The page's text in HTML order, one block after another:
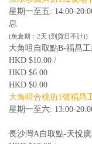
星期一至五: 14:00-
息
(免倉期：2天 (到貨日不計))
大角咀自取點B-福昌
HKD $10.00 /
HKD $6.00
HKD $0.00
大角咀合桃街1號福昌
星期一至六: 13:00-
長沙灣A自取點-天悅